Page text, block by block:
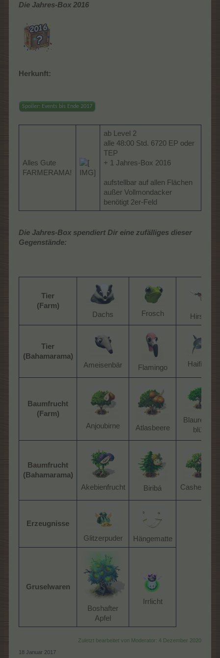
Die Jahres-Box 2016
Herkunft:
Spoiler: Events bis Ende 2017
Alles Gute
FARMERAMA!
ab Level 2
alle 48:00 Std. 6720 EP oder
TEP
+ 1 Jahres-Box 2016
aufstellbar auf allen Flächen
außer Vollmondacker
benötigt 2er-Feld
Die Jahres-Box spendiert Dir eine zufälliges dieser
Gegenstände:
Tier
(Farm)
Dachs​
Frosch​ Hirsch​
Tier
(Bahamarama)
Ameisenbär​
Flamingo​ Haifisch​
Baumfrucht
(Farm)
Anjoubirne​
Atlasbeere​
Blauregen-
blüte​
Baumfrucht
(Bahamarama)
Akebienfrucht​
Biribá​
Erzeugnisse
Glitzerpuder​
Hängematte​
Gruselwaren
Boshafter
Apfel​
Irrlicht​
Zuletzt bearbeitet von Moderator: 4 Dezember 2020
18 Januar 2017